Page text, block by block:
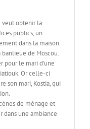
veut obtenir la
publics, un
dans la maison
banlieue de Moscou.
pour le mari d’une
Or celle-ci
son mari, Kostia, qui
de ménage et
dans une ambiance